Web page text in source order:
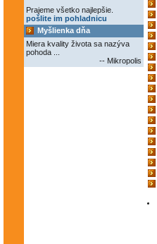
Prajeme všetko najlepšie.
pošlite im pohladnicu
Myšlienka dňa
Miera kvality života sa nazýva
pohoda ...
-- Mikropolis